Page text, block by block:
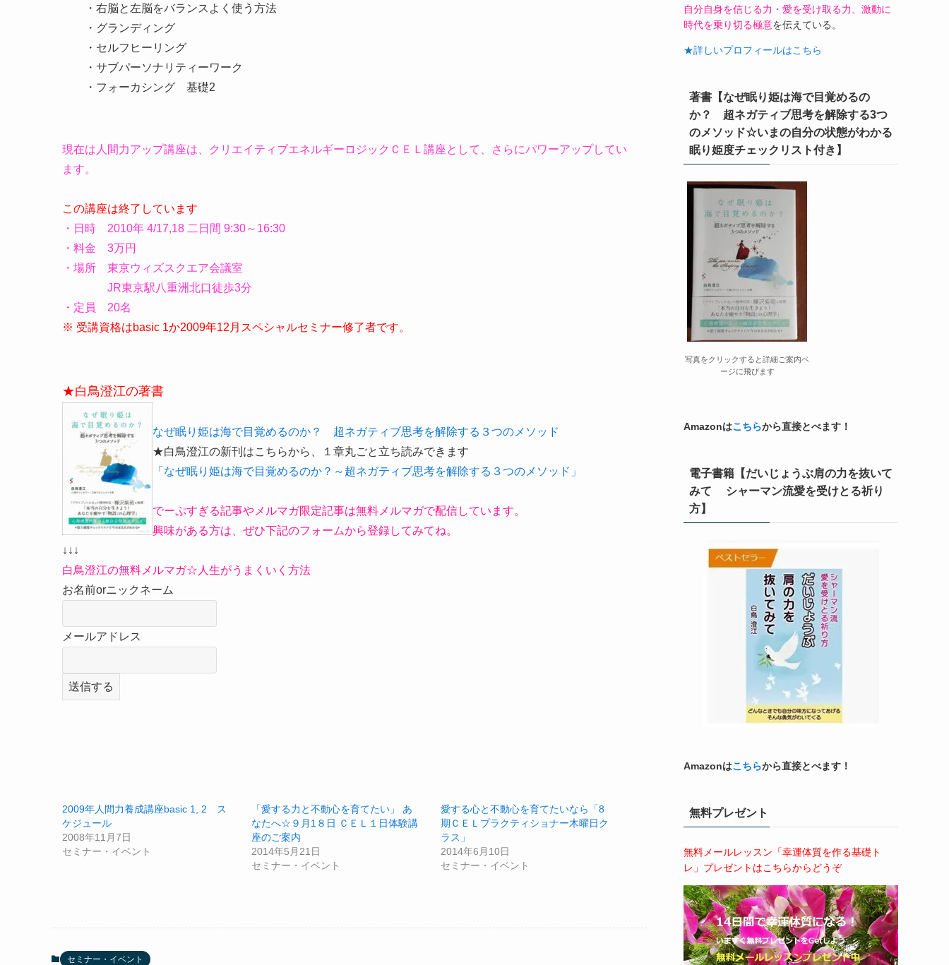
・右脳と左脳をバランスよく使う方法
・グランディング
・セルフヒーリング
・サブパーソナリティーワーク
・フォーカシング 基礎2
現在は人間力アップ講座は、クリエイティブエネルギーロジックＣＥＬ講座として、さらにパワーアップしてい
ます。
この講座は終了しています
・日時 2010年 4/17,18 二日間 9:30～16:30
・料金 3万円
・場所 東京ウィズスクエア会議室
JR東京駅八重洲北口徒歩3分
・定員 20名
※ 受講資格はbasic 1か2009年12月スペシャルセミナー修了者です。
★白鳥澄江の著書
なぜ眠り姫は海で目覚めるのか？ 超ネガティブ思考を解除する３つのメソッド
★白鳥澄江の新刊はこちらから、１章丸ごと立ち読みできます
「なぜ眠り姫は海で目覚めるのか？～超ネガティブ思考を解除する３つのメソッド」
でーぷすぎる記事やメルマガ限定記事は無料メルマガで配信しています。
興味がある方は、ぜひ下記のフォームから登録してみてね。
↓↓↓
白鳥澄江の無料メルマガ☆人生がうまくいく方法
お名前orニックネーム
メールアドレス
2009年人間力養成講座basic 1, 2 ス
ケジュール
2008年11月7日
セミナー・イベント
「愛する力と不動心を育てたい」 あ
なたへ☆９月1８日 ＣＥＬ１日体験講
座のご案内
2014年5月21日
セミナー・イベント
愛する心と不動心を育てたいなら「8
期ＣＥＬプラクティショナー木曜日ク
ラス」
2014年6月10日
セミナー・イベント
セミナー・イベント
自分自身を信じる力・愛を受け取る力、激動に
時代を乗り切る極意を伝えている。
★詳しいプロフィールはこちら
著書【なぜ眠り姫は海で目覚めるの
か？ 超ネガティブ思考を解除する3つ
のメソッド☆いまの自分の状態がわかる
眠り姫度チェックリスト付き】
写真をクリックすると詳細ご案内ペ
ージに飛びます
Amazonはこちらから直接とべます！
電子書籍【だいじょうぶ肩の力を抜いて
みて シャーマン流愛を受けとる祈り
方】
Amazonはこちらから直接とべます！
無料プレゼント
無料メールレッスン「幸運体質を作る基礎ト
レ」プレゼントはこちらからどうぞ